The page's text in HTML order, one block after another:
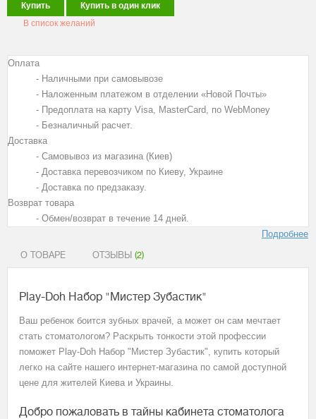
Купить
Купить в один клик
В список желаний
Оплата
- Наличными при самовывозе
- Наложенным платежом в отделении «Новой Почты»
- Предоплата на карту Visa, MasterCard, по WebMoney
- Безналичный расчет.
Доставка
- Самовывоз из магазина (Киев)
- Доставка перевозчиком по Киеву, Украине
- Доставка по предзаказу.
Возврат товара
- Обмен/возврат в течение 14 дней.
Подробнее
О ТОВАРЕ
ОТЗЫВЫ (2)
Play-Doh Набор "Мистер Зубастик"
Ваш ребенок боится зубных врачей, а может он сам мечтает
стать стоматологом? Раскрыть тонкости этой профессии
поможет Play-Doh Набор "Мистер Зубастик", купить который
легко на сайте нашего интернет-магазина по самой доступной
цене для жителей Киева и Украины.
Добро пожаловать в тайны кабинета стоматолога